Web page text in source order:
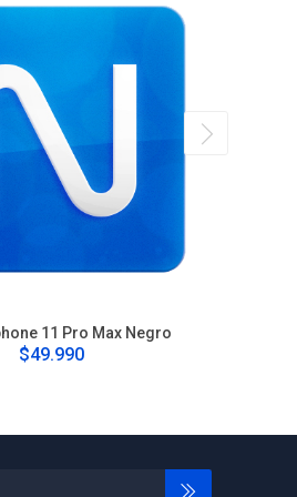
11 Pro Max Negro
$49.990